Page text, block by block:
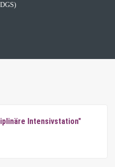
Intensivstation"